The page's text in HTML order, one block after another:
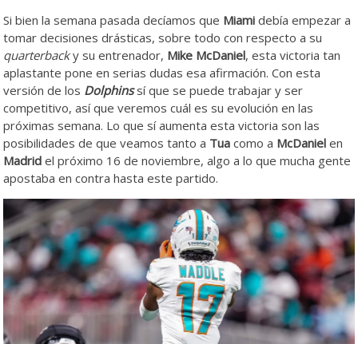
Si bien la semana pasada decíamos que Miami debía empezar a
tomar decisiones drásticas, sobre todo con respecto a su
quarterbacky su entrenador, Mike McDaniel, esta victoria tan
aplastante pone en serias dudas esa afirmación. Con esta
versión de los Dolphins sí que se puede trabajar y ser
competitivo, así que veremos cuál es su evolución en las
próximas semana. Lo que sí aumenta esta victoria son las
posibilidades de que veamos tanto a Tua como a McDaniel en
Madrid el próximo 16 de noviembre, algo a lo que mucha gente
apostaba en contra hasta este partido.